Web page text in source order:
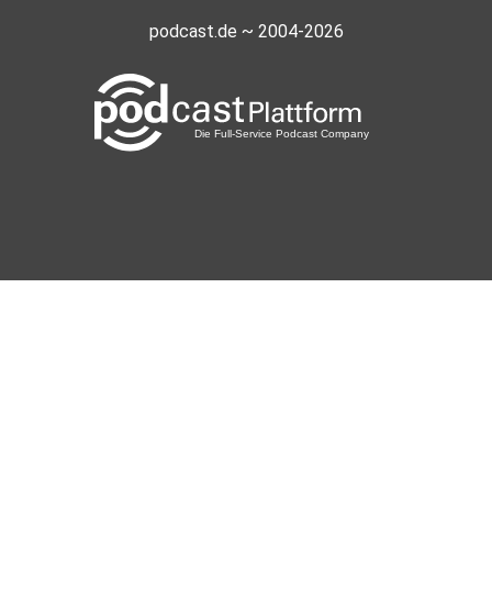
Bedeking
sipo
podcast.de ~ 2004-2026